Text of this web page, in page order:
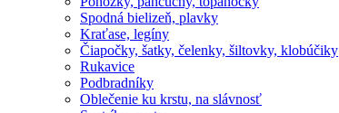
Spodná bielizeň, plavky
Kraťase, legíny
Čiapočky, šatky, čelenky, šiltovky, klobúčiky
Rukavice
Podbradníky
Oblečenie ku krstu, na slávnosť